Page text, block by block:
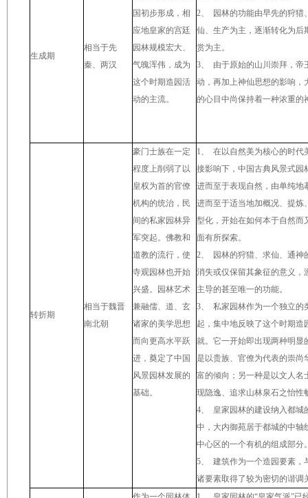
生成期
相当于先
秦、两汉
国初步形成，相
应地皇家的宫廷
园林规模宏大、
气魄浑伟，成为
这个时期造园活
动的主流。
2、
园林的功能由早先的狩猎
仙、生产为主，逐渐转化为后
赏为主。
3、
由于原始的山川崇拜，帝
动，再加上神仙思想的影响，
的心目中尚保持着一种浓重的
转折期
相当于魏晋
南北朝
豪门士族在一定
程度上削弱了以
皇权为首的官僚
机构的统治，民
间的私家园林异
军突起。佛教和
道教的流行，使
寺观园林也开始
兴盛。园林艺术
兼融儒、道、玄
诸家的美学思想
而向更高水平跃
进，奠定了中国
风景园林发展的
基础。
1、
在以自然美为核心的时代
接影响下，中国古典风景式园
进而至于表现自然，由单纯地
进而至于适当地加概况、提炼
型化，开始在如何本于自然而
面有所探索。
2、
园林的狩猎、求仙、通神
消失或仅保留其象征的意义，
主导的甚至唯一的功能。
3、
私家园林作为一个独立的
起，集中地反映了这个时期造
就。它一开始即出现两种明显
是以贵族、官僚为代表的崇尚
富的倾向；另一种是以文人名
现隐逸、追求山林泉石之怡性
4、
皇家园林的建设纳入都城
中，大内御苑居于都城的中轴
中心区的一个有机的组成部分
5、
建筑作为一个造园要素，
诸要素取得了较为密切的谐调